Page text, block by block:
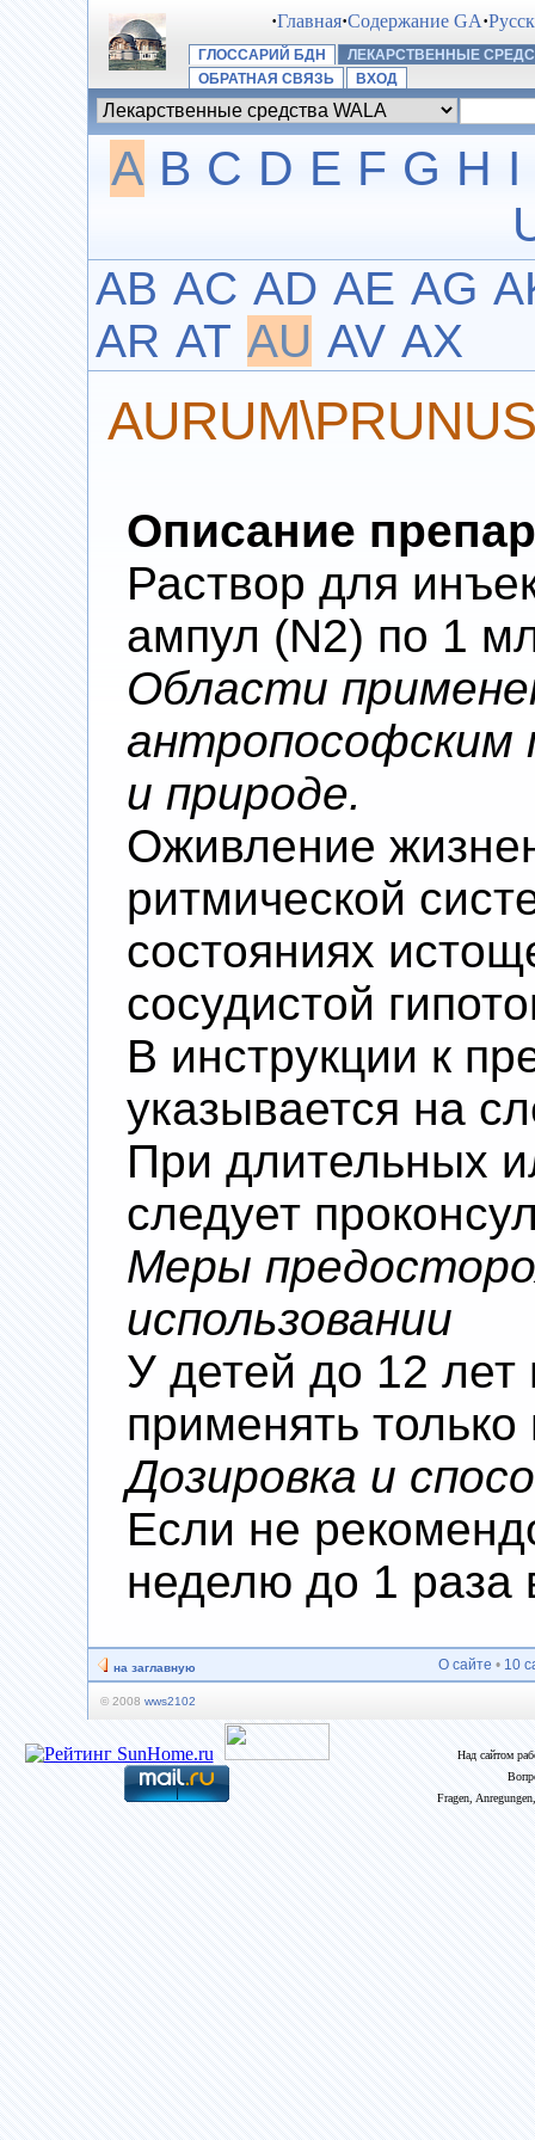
·Главная·Содержание GA·
ГЛОССАРИЙ БДН
ЛЕКАРСТВЕННЫЕ
ОБРАТНАЯ СВЯЗЬ
ВХОД
A B C D E F G H I
AB AC AD AE AG
AR AT AU AV AX
Описание
Раствор для
ампул (N2) по 1
Области
антропософским
и природе.
Оживление
ритмической
состояниях
сосудистой
В инструкции к
указывается на
При длительных
следует
Меры
использовании
У детей до 12 лет
применять
Дозировка и
Если не
неделю до 1 раза
на заглавную О сайте • 10
© 2008 wws2102
Над сайтом
Fragen,